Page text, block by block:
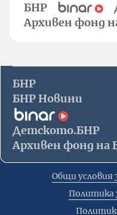
БНР
Архивен фонд
БНР
БНР Новини
Детското.БНР
Архивен фонд на
Общи условия
Политика